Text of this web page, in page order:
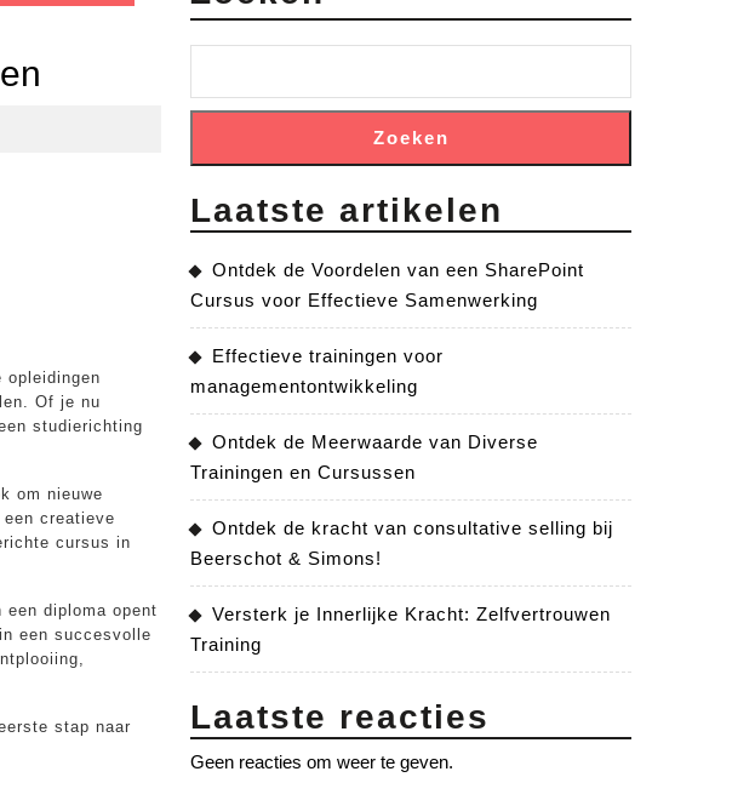
Of je nu
studierichting
om nieuwe
creatieve
cursus in
diploma opent
een succesvolle
stap naar
Zoeken
Laatste artikelen
Ontdek de Voordelen van een SharePoint
Cursus voor Effectieve Samenwerking
Effectieve trainingen voor
managementontwikkeling
Ontdek de Meerwaarde van Diverse
Trainingen en Cursussen
Ontdek de kracht van consultative selling bij
Beerschot & Simons!
Versterk je Innerlijke Kracht: Zelfvertrouwen
Training
Laatste reacties
Geen reacties om weer te geven.